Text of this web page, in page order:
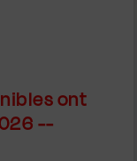
ont
--